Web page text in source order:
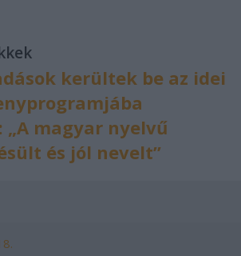
kerültek be az idei
„A magyar nyelvű
és jól nevelt”